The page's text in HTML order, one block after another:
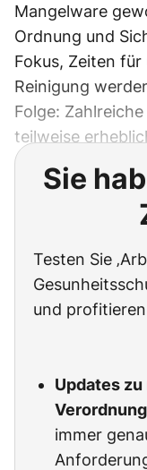
Mangelware
Ordnung und
Fokus, Zeiten
Reinigung
Folge:
teilweise
Sie
Testen Sie
und
Updates
immer